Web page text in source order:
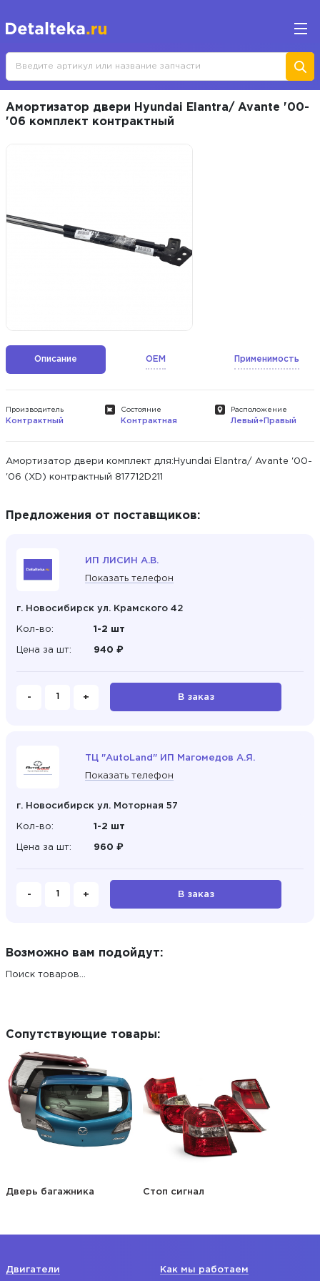
Амортизатор двери Hyundai Elantra/ Avante '00-
'06 комплект контрактный
Описание OEM Применимость
Производитель
Контрактный
Состояние
Контрактная
Расположение
Левый+Правый
Амортизатор двери комплект для:Hyundai Elantra/ Avante '00-
'06 (XD) контрактный 817712D211
Предложения от поставщиков:
ИП ЛИСИН А.В.
Показать телефон
г. Новосибирск ул. Крамского 42
Кол-во: 1-2 шт
Цена за шт: 940 ₽
- + В заказ
ТЦ "AutoLand" ИП Магомедов А.Я.
Показать телефон
г. Новосибирск ул. Моторная 57
Кол-во: 1-2 шт
Цена за шт: 960 ₽
- + В заказ
Возможно вам подойдут:
Поиск товаров...
Сопутствующие товары:
Дверь багажника Стоп сигнал
Двигатели Как мы работаем